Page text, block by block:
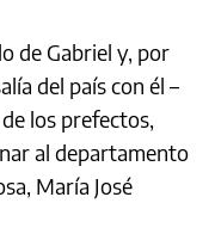
de Gabriel y, por
del país con él –
los prefectos,
al departamento
María José